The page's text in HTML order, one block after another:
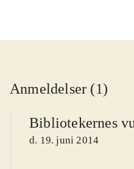
Anmeldelser (1)
Bibliotekernes
d. 19. juni 2014